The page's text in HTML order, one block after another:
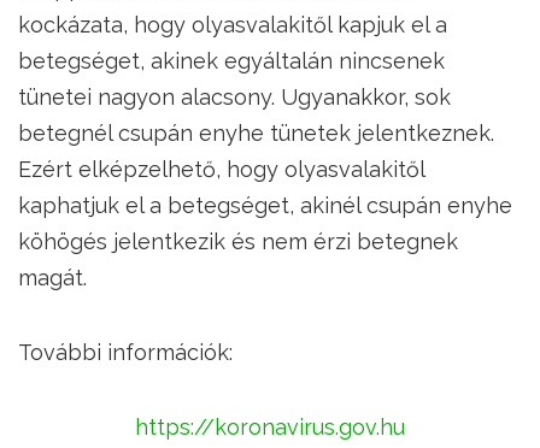
kockázata, hogy olyasvalakitől kapjuk el a
betegséget, akinek egyáltalán nincsenek
tünetei nagyon alacsony. Ugyanakkor, sok
betegnél csupán enyhe tünetek jelentkeznek.
Ezért elképzelhető, hogy olyasvalakitől
kaphatjuk el a betegséget, akinél csupán enyhe
köhögés jelentkezik és nem érzi betegnek
magát.
További információk:
https://koronavirus.gov.hu